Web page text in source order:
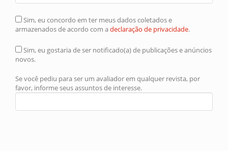
armazenados de acordo com adeclaração de privacidade.
novos.
Se você pediu para ser um avaliador em qualquer revista, por
favor, informe seus assuntos de interesse.